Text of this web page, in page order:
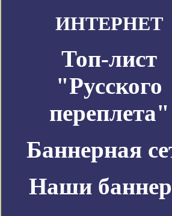
ИНТЕРНЕТ
Топ-лист
"Русского
переплета"
Баннерная
Наши